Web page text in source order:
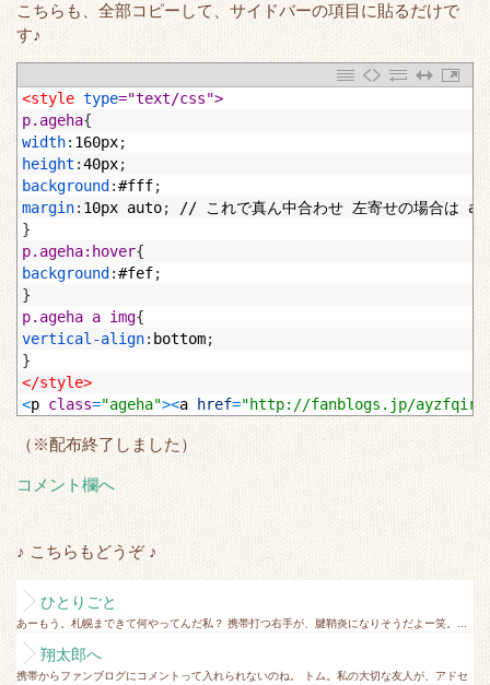
こちらも、全部コピーして、サイドバーの項目に貼るだけで
す♪
<style type="text/css">
p.ageha{
width: 160px;
height :40px;
background :#fff;
margin: 10px auto; // これで真ん中合わせ 左寄せの場合は
}
p.ageha:hover{
background :#fef;
}
p.ageha a img{
vertical-align: bottom;
}
</style>
<p class="ageha"><a href="http://fanblogs.jp/ayzfqir5/
（※配布終了しました）
コメント欄へ
♪ こちらもどうぞ ♪
ひとりごと
あーもう。札幌まできて何やってんだ私？ 携帯打つ右手が、腱鞘炎になりそうだよー笑。...
翔太郎へ
携帯からファンブログにコメントって入れられないのね。 トム。私の大切な友人が、アドセ